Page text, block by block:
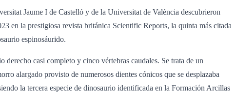
Jaume I de Castelló y de la Universitat de València descubrieron
en la prestigiosa revista británica Scientific Reports, la quinta más citada
espinosáurido.
casi completo y cinco vértebras caudales. Se trata de un
alargado provisto de numerosos dientes cónicos que se desplazaba
la tercera especie de dinosaurio identificada en la Formación Arcillas